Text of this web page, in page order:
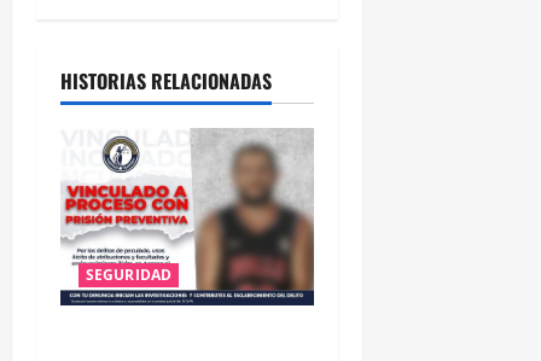
HISTORIAS RELACIONADAS
SEGURIDAD